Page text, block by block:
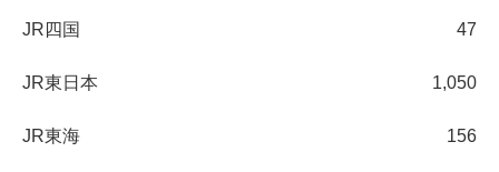
JR四国 47
JR東日本 1,050
JR東海 156